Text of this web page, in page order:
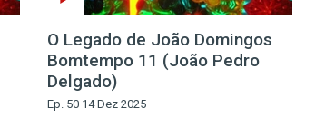
O Legado de João Domingos
Bomtempo 11 (João Pedro
Delgado)
Ep. 50 14 Dez 2025